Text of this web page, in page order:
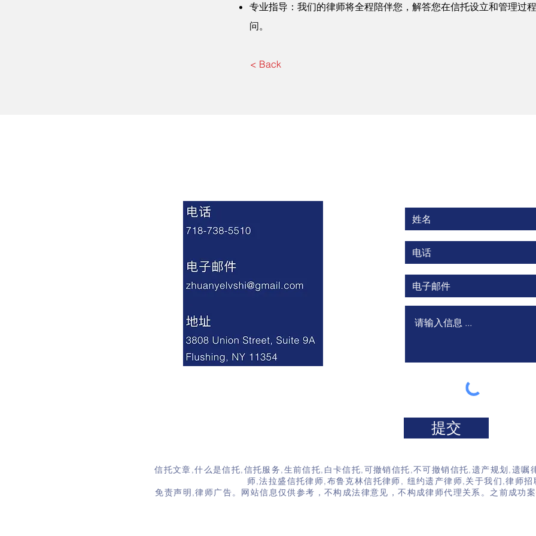
专业指导：我们的律师将全程陪伴您，解答您在信托设立和管理过
问。
< Back
提交
信托文章,什么是信托,信托服务,生前信托, 白卡信托,可撤销信托,不可撤销信托,遗产规划,遗嘱
师,法拉盛信托律师,布鲁克林信托律师, 纽约遗产律师,关于我们,律师招
免责声明,律师广告。网站信息仅供参考，不构成法律意见，不构成律师代理关系。之前成功